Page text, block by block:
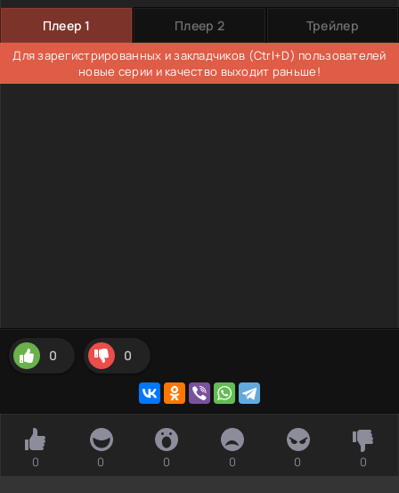
Плеер 1 Плеер 2 Трейлер
Для зарегистрированных и закладчиков (Ctrl+D) пользователей
новые серии и качество выходит раньше!
0 0
0 0 0 0 0 0